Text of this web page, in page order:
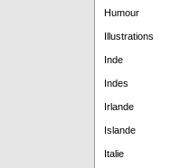
Humour
Illustrations
Inde
Indes
Irlande
Islande
Italie